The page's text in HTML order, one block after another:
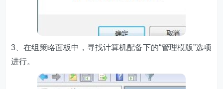
3、在组策略面板中，寻找计算机配备下的“管理模版”选项
进行。